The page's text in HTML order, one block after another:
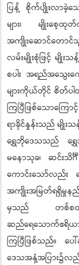
ပြန့် စိုက်ပျိုးလာခဲ့သ
များ၊ မျိုးစေ့ထုတ်
အကျိုးဆောင်တောင်
လမ်းမျိုးစုံဖြင့် မျို
စပါး အရည်အသွေး
များကိုယ်တိုင် စိတ်ပ
ကြပြီဖြစ်သောကြ
ရာခိုင်နှုန်းသည် မျိုးသ
ရွှေဘိုဒေသသည် ရွှေဘို
မနောသုခ၊ ဆင်းသိ
ကောင်းသော်လည်း
အကျိုးအမြတ်ရရှိမှုနည်
မှသည် တစ်စတစ်
ဆည်ရေသောက်ဧရိယာ
ကြပြီဖြစ်သည်။ ‌ပေ
ဒေသအနှံ့အပြား၌လည်